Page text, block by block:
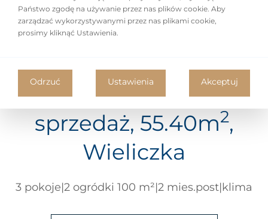
Mieszkanie na
sprzedaż, 55.40m2,
Wieliczka
3 pokoje|2 ogródki 100 m²|2 mies.post|klima
Państwo zgodę na używanie przez nas plików cookie. Aby
zarządzać wykorzystywanymi przez nas plikami cookie,
prosimy kliknąć Ustawienia.
Odrzuć Ustawienia Akceptuj